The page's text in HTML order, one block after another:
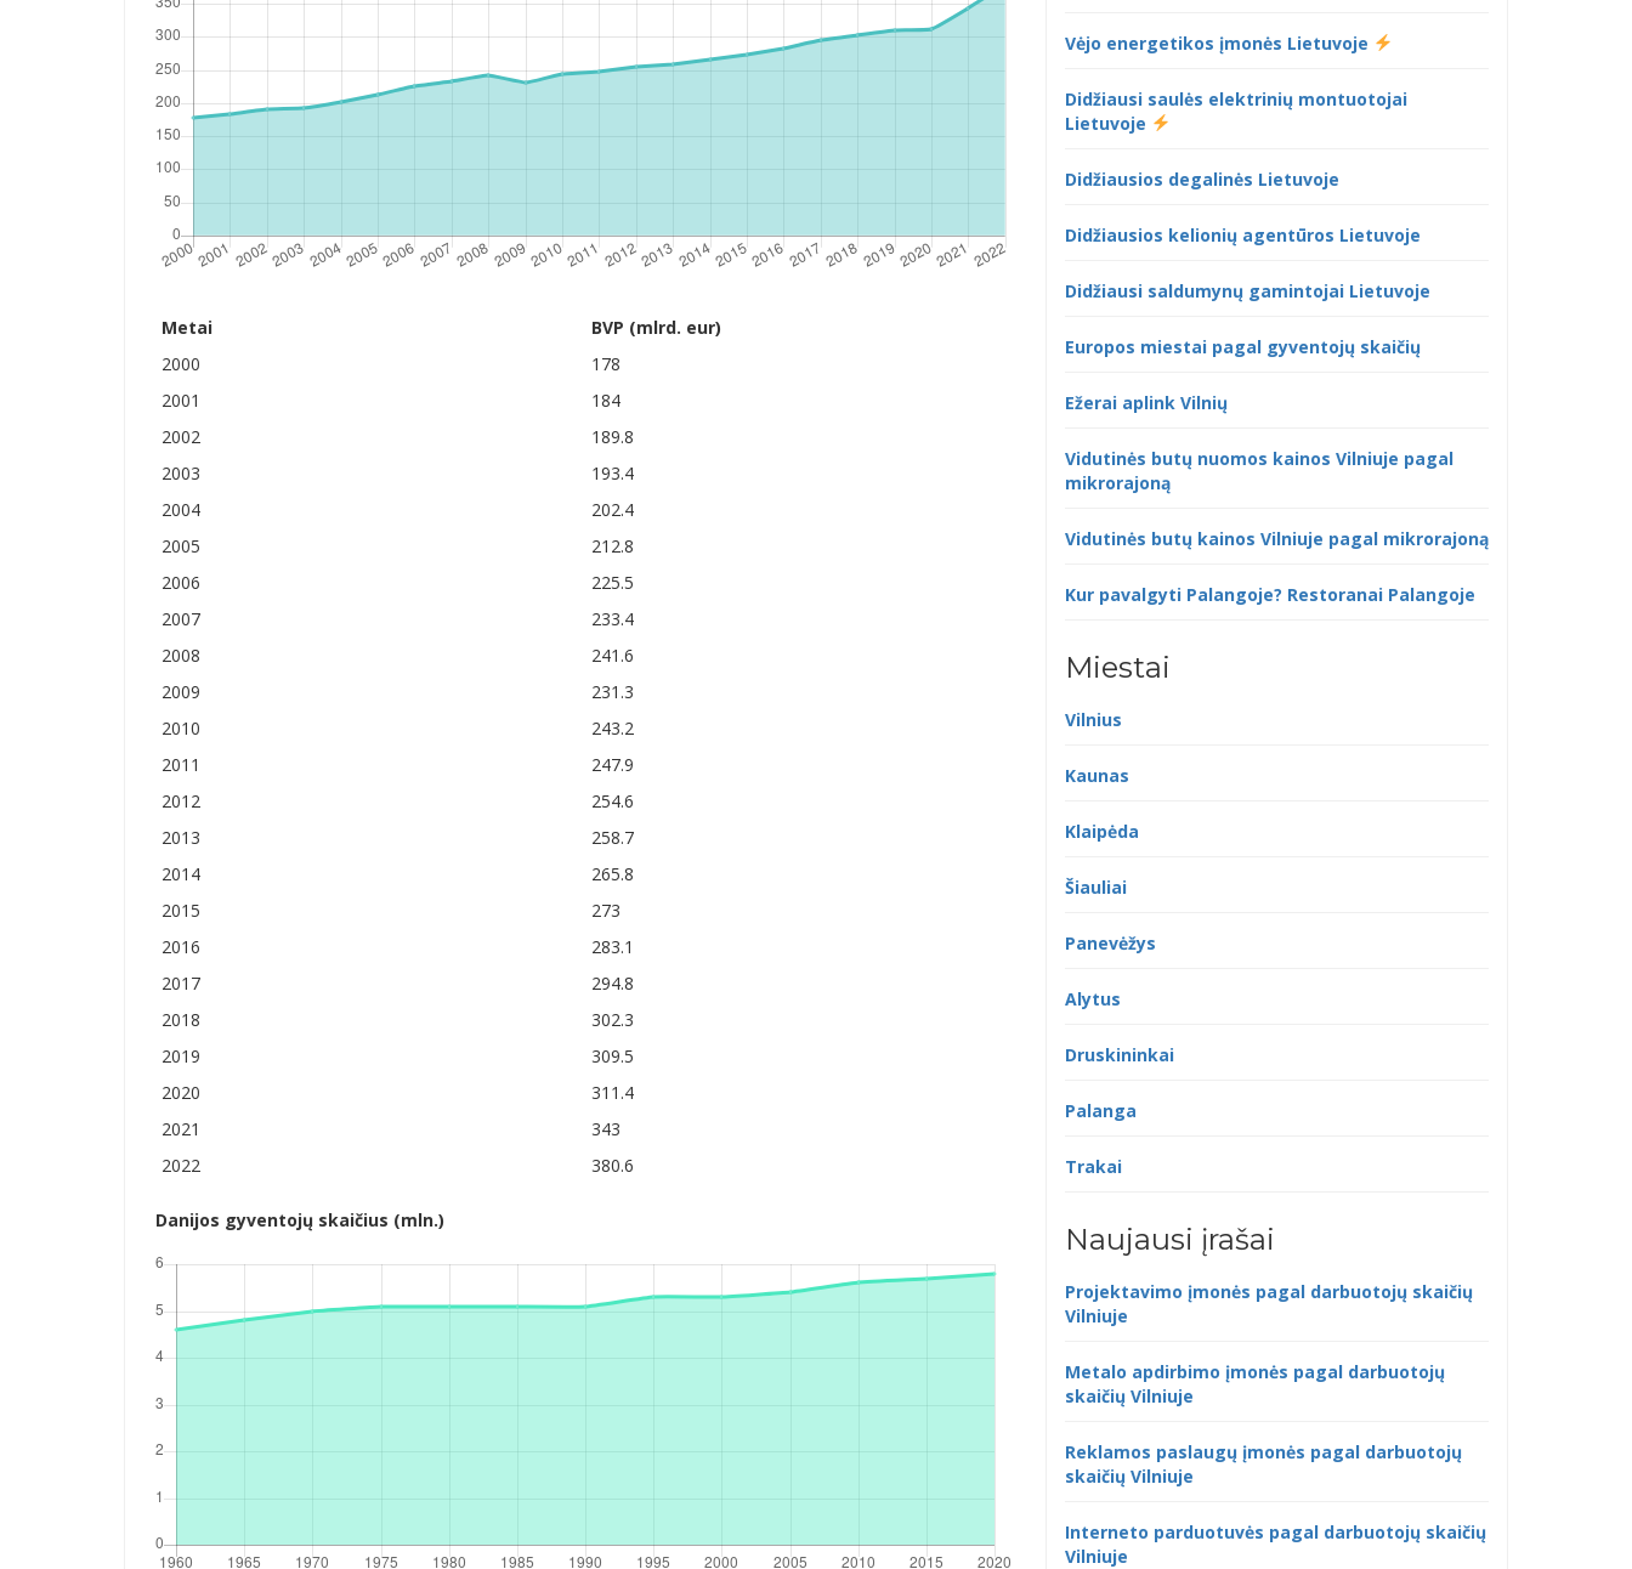
Metai
BVP (mlrd. eur)
2000
178
2001
184
2002
189.8
2003
193.4
2004
202.4
2005
212.8
2006
225.5
2007
233.4
2008
241.6
2009
231.3
2010
243.2
2011
247.9
2012
254.6
2013
258.7
2014
265.8
2015
273
2016
283.1
2017
294.8
2018
302.3
2019
309.5
2020
311.4
2021
343
2022
380.6
Danijos gyventojų skaičius (mln.)
Vėjo energetikos įmonės Lietuvoje
Didžiausi saulės elektrinių montuotojai
Lietuvoje
Didžiausios degalinės Lietuvoje
Didžiausios kelionių agentūros Lietuvoje
Didžiausi saldumynų gamintojai Lietuvoje
Europos miestai pagal gyventojų skaičių
Ežerai aplink Vilnių
Vidutinės butų nuomos kainos Vilniuje pagal
mikrorajoną
Vidutinės butų kainos Vilniuje pagal mikrorajoną
Kur pavalgyti Palangoje? Restoranai Palangoje
Miestai
Vilnius
Kaunas
Klaipėda
Šiauliai
Panevėžys
Alytus
Druskininkai
Palanga
Trakai
Naujausi įrašai
Projektavimo įmonės pagal darbuotojų skaičių
Vilniuje
Metalo apdirbimo įmonės pagal darbuotojų
skaičių Vilniuje
Reklamos paslaugų įmonės pagal darbuotojų
skaičių Vilniuje
Interneto parduotuvės pagal darbuotojų skaičių
Vilniuje